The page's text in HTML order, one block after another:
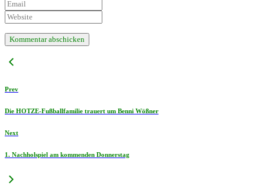
Prev
Die HOTZE-Fußballfamilie trauert um Benni Wößner
Next
1. Nachholspiel am kommenden Donnerstag